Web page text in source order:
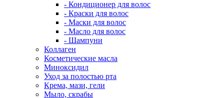
- Кондиционер для волос
- Краски для волос
- Маски для волос
- Масло для волос
- Шампуни
Коллаген
Косметические масла
Миноксидил
Уход за полостью рта
Крема, мази, гели
Мыло, скрабы